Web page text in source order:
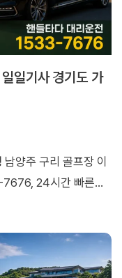
일기사 경기도 가
양주 구리 골프장 이
7676, 24시간 빠른…